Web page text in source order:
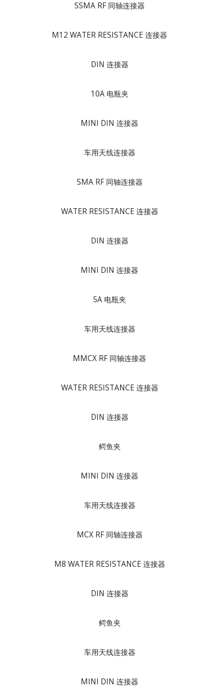
SSMA RF 同轴连接器
M12 WATER RESISTANCE 连接器
DIN 连接器
10A 电瓶夹
MINI DIN 连接器
车用天线连接器
SMA RF 同轴连接器
WATER RESISTANCE 连接器
DIN 连接器
MINI DIN 连接器
5A 电瓶夹
车用天线连接器
MMCX RF 同轴连接器
WATER RESISTANCE 连接器
DIN 连接器
鳄鱼夹
MINI DIN 连接器
车用天线连接器
MCX RF 同轴连接器
M8 WATER RESISTANCE 连接器
DIN 连接器
鳄鱼夹
车用天线连接器
MINI DIN 连接器